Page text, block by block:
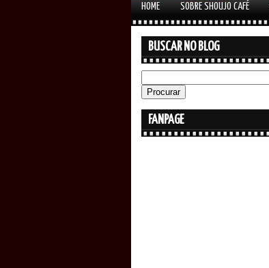
HOME SOBRE SHOUJO CAFÉ
BUSCAR NO BLOG
FANPAGE